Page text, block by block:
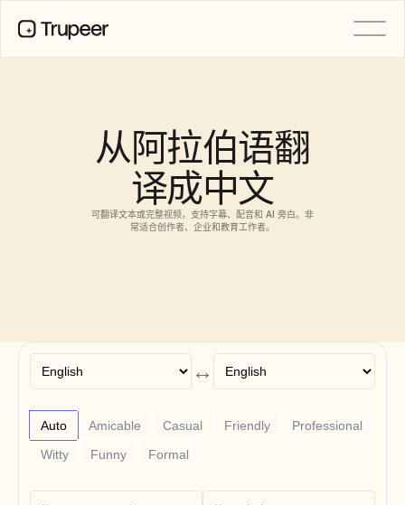
从阿拉伯语翻
译成中文
可翻译文本或完整视频，支持字幕、配音和 AI 旁白。非
常适合创作者、企业和教育工作者。
↔
Auto Amicable Casual Friendly
Professional
Witty
Funny Formal
功能请求
文档模板
Industry
Free Tools
常见问题
Announcement
Partner Program
变更管理